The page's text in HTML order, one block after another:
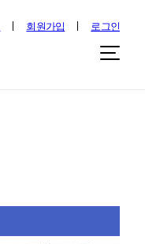
회원가입 로그인